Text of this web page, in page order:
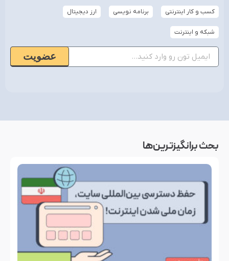
کسب و کار اینترنتی برنامه نویسی ارز دیجیتال
شبکه و اینترنت
عضویت
بحث‌ برانگیزترین‌ها